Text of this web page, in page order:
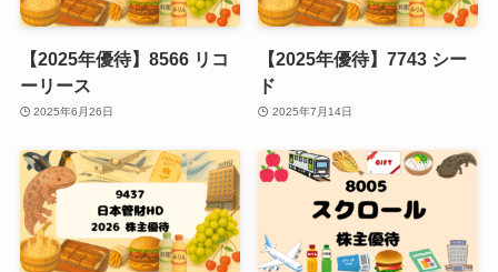
【2025年優待】8566 リコ
ーリース
2025年6月26日
【2025年優待】7743 シー
ド
2025年7月14日